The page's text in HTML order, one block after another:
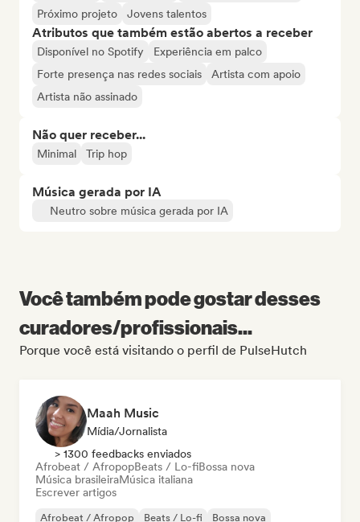
Próximo projeto Jovens talentos
Atributos que também estão abertos a receber
Disponível no Spotify
Experiência em palco
Forte presença nas redes sociais
Artista com apoio
Artista não assinado
Não quer receber...
Minimal Trip hop
Música gerada por IA
Neutro sobre música gerada por IA
Você também pode gostar desses
curadores/profissionais...
Porque você está visitando o perfil de PulseHutch
Maah Music
Mídia/Jornalista
> 1300 feedbacks enviados
Afrobeat / AfropopBeats / Lo-fiBossa nova
Música brasileiraMúsica italiana
Escrever artigos
Afrobeat / Afropop Beats / Lo-fi
Bossa nova